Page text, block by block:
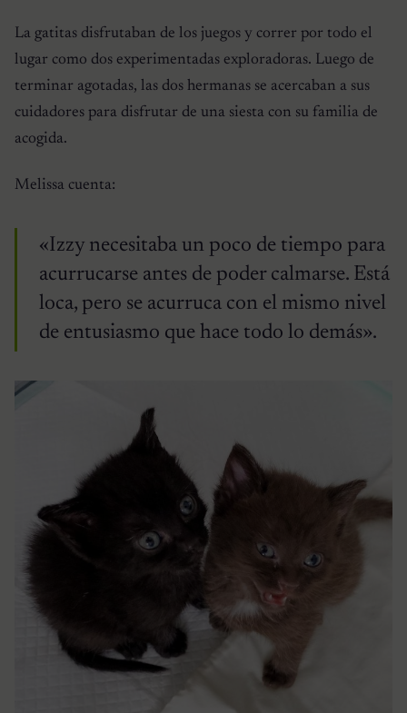
La gatitas disfrutaban de los juegos y correr por todo el
lugar como dos experimentadas exploradoras. Luego de
terminar agotadas, las dos hermanas se acercaban a sus
cuidadores para disfrutar de una siesta con su familia de
acogida.
Melissa cuenta:
«Izzy necesitaba un poco de tiempo para
acurrucarse antes de poder calmarse. Está
loca, pero se acurruca con el mismo nivel
de entusiasmo que hace todo lo demás».